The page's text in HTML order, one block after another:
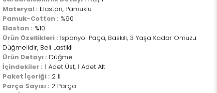
Materyal : Elastan, Pamuklu
Pamuk-Cotton : %90
Elastan : %10
Ürün Özellikleri : İspanyol Paça, Baskılı, 3 Yaşa Kadar Omuzu
Düğmelidir, Beli Lastikli
Ürün Detayı : Düğme
İçindekiler : 1 Adet Üst, 1 Adet Alt
Paket İçeriği : 2 li
Parça Sayısı : 2 Parça